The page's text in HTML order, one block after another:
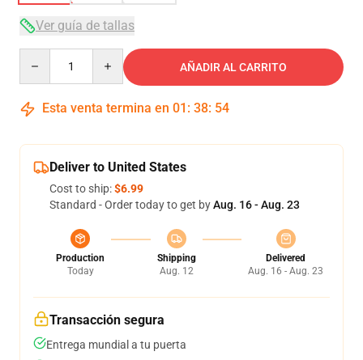
Ver guía de tallas
AÑADIR AL CARRITO
Esta venta termina en 01 : 38: 54
Deliver to United States
Cost to ship:$6.99
Standard - Order today to get byAug. 16 - Aug. 23
Production
Today
Shipping
Aug. 12
Delivered
Aug. 16 - Aug. 23
Transacción segura
Entrega mundial a tu puerta